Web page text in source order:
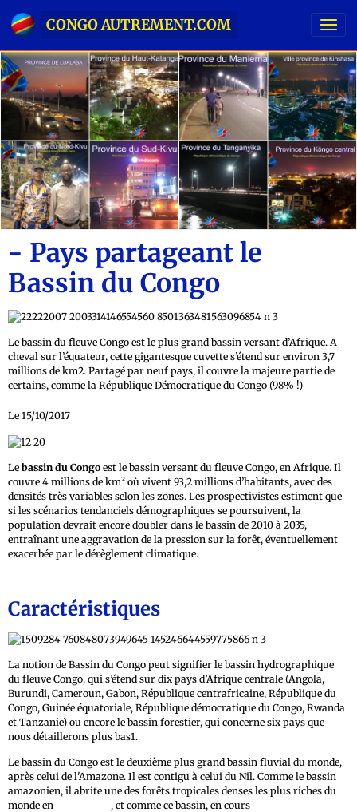
CONGO AUTREMENT.COM
- Pays partageant le
Bassin du Congo
Le bassin du fleuve Congo est le plus grand bassin versant d’Afrique. A
cheval sur l’équateur, cette gigantesque cuvette s’étend sur environ 3,7
millions de km2. Partagé par neuf pays, il couvre la majeure partie de
certains, comme la République Démocratique du Congo (98% !)
Le 15/10/2017
Le bassin du Congo est le bassin versant du fleuve Congo, en Afrique. Il
couvre 4 millions de km² où vivent 93,2 millions d’habitants, avec des
densités très variables selon les zones. Les prospectivistes estiment que
si les scénarios tendanciels démographiques se poursuivent, la
population devrait encore doubler dans le bassin de 2010 à 2035,
entraînant une aggravation de la pression sur la forêt, éventuellement
exacerbée par le dérèglement climatique.
Caractéristiques
La notion de Bassin du Congo peut signifier le bassin hydrographique
du fleuve Congo, qui s’étend sur dix pays d’Afrique centrale (Angola,
Burundi, Cameroun, Gabon, République centrafricaine, République du
Congo, Guinée équatoriale, République démocratique du Congo, Rwanda
et Tanzanie) ou encore le bassin forestier, qui concerne six pays que
nous détaillerons plus bas1.
Le bassin du Congo est le deuxième plus grand bassin fluvial du monde,
après celui de l'Amazone. Il est contigu à celui du Nil. Comme le bassin
amazonien, il abrite une des forêts tropicales denses les plus riches du
monde en
, et comme ce bassin, en cours